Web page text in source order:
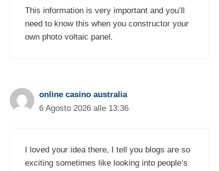
This information is very important and you’ll
need to know this when you constructor your
own photo voltaic panel.
online casino australia
6 Agosto 2026 alle 13:36
I loved your idea there, I tell you blogs are so
exciting sometimes like looking into people’s